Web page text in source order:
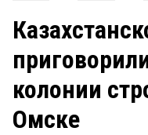
ЗАКОН
НОВОСТИ КОМПАНИЙ
колонии
Омске